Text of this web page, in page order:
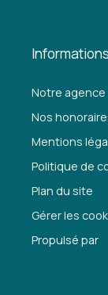
Informations
Notre agence
Nos
Mentions
Politique de
Plan du site
Gérer les
Propulsé par